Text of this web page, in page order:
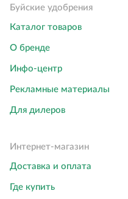
Буйские удобрения
Каталог товаров
О бренде
Инфо-центр
Рекламные материалы
Для дилеров
Интернет-магазин
Доставка и оплата
Где купить